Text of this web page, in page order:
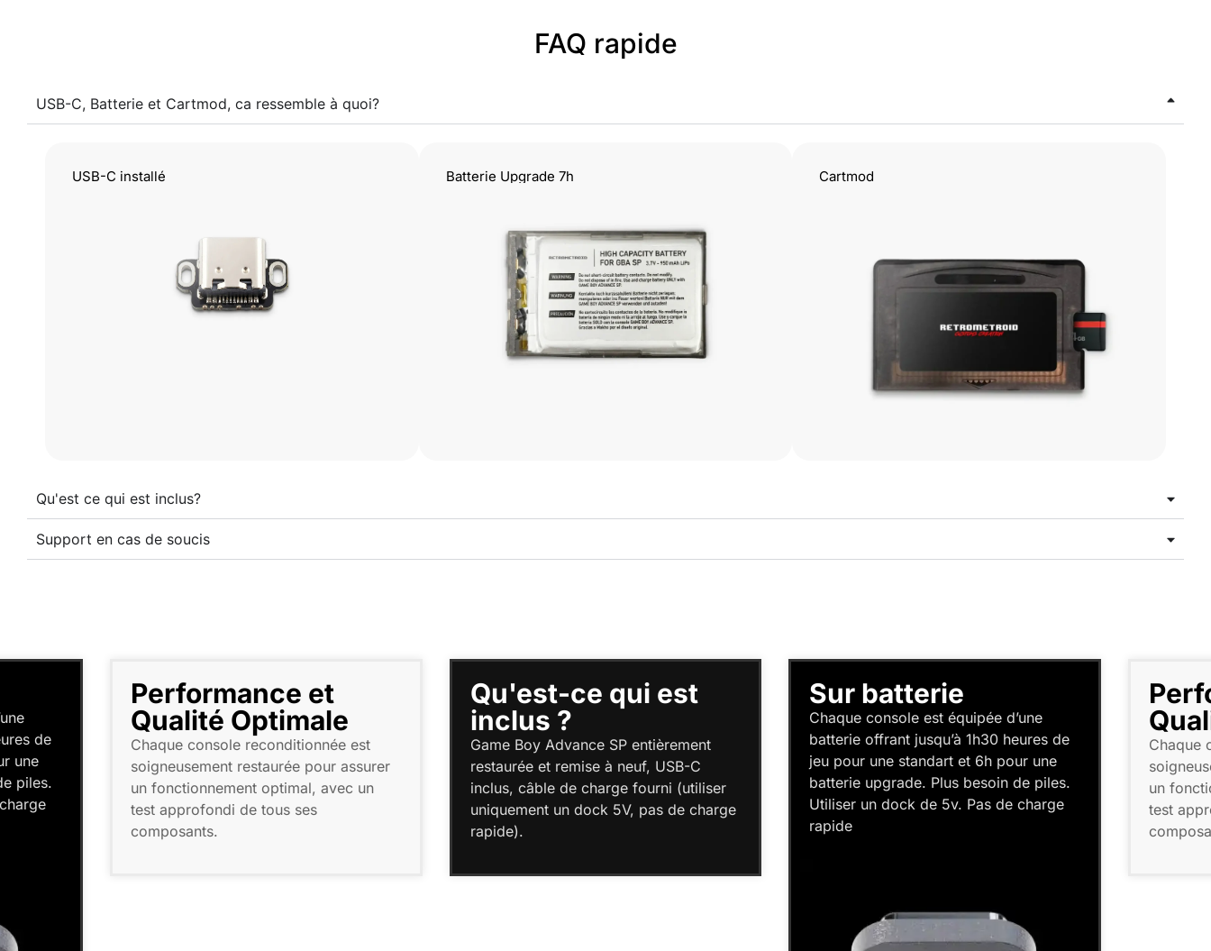
FAQ rapide
USB-C, Batterie et Cartmod, ca ressemble à quoi?
USB-C installé Batterie Upgrade 7h Cartmod
Qu'est ce qui est inclus?
Support en cas de soucis
et
Optimale
console reconditionnée est
restaurée pour assurer
optimal, avec un
approfondi de tous ses
Qu'est-ce qui est
inclus ?
Game Boy Advance SP entièrement
restaurée et remise à neuf, USB-C
inclus, câble de charge fourni (utiliser
uniquement un dock 5V, pas de charge
Sur batterie
Chaque console est équipée d’une
batterie offrant jusqu’à 1h30 heures de
jeu pour une standart et 6h pour une
batterie upgrade. Plus besoin de piles.
Utiliser un dock de 5v. Pas de charge
Performance et
Qualité
Chaque console
soigneusement restaurée pour
un fonctionnement optimal,
test approfondi de tous ses